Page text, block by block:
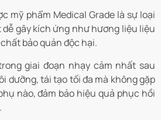
mỹ phẩm Medical Grade là sự loại
gây kích ứng như hương liệu liệu
bảo quản độc hại.
giai đoạn nhạy cảm nhất sau
dưỡng, tái tạo tối đa mà không gặp
nào, đảm bảo hiệu quả phục hồi